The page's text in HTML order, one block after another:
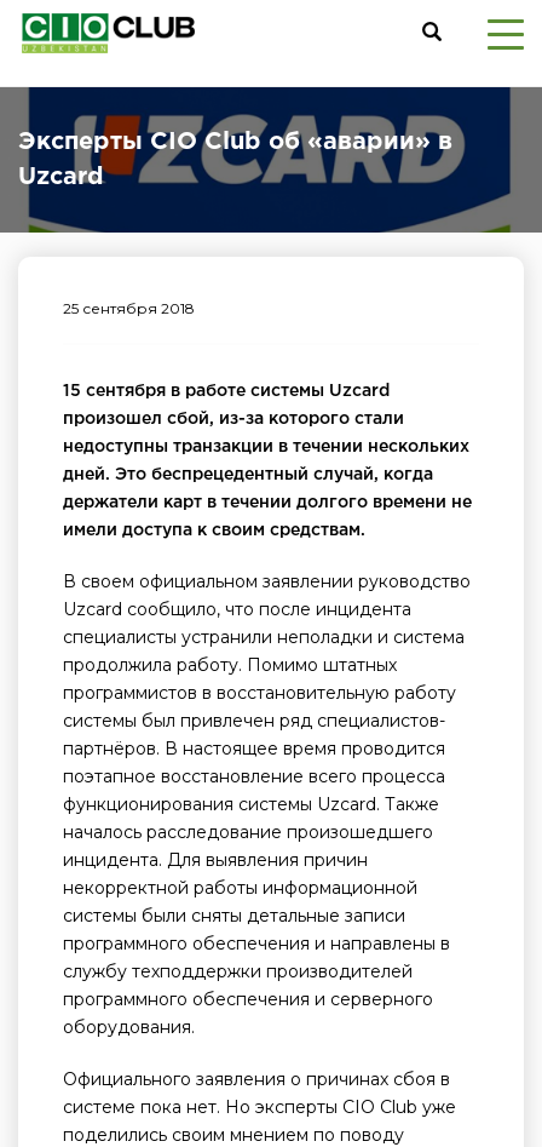
Эксперты CIO Club об «аварии» в
Uzcard
25 сентября 2018
15 сентября в работе системы Uzcard
произошел сбой, из-за которого стали
недоступны транзакции в течении нескольких
дней. Это беспрецедентный случай, когда
держатели карт в течении долгого времени не
имели доступа к своим средствам.
В своем официальном заявлении руководство
Uzcard сообщило, что после инцидента
специалисты устранили неполадки и система
продолжила работу. Помимо штатных
программистов в восстановительную работу
системы был привлечен ряд специалистов-
партнёров. В настоящее время проводится
поэтапное восстановление всего процесса
функционирования системы Uzcard. Также
началось расследование произошедшего
инцидента. Для выявления причин
некорректной работы информационной
системы были сняты детальные записи
программного обеспечения и направлены в
службу техподдержки производителей
программного обеспечения и серверного
оборудования.
Официального заявления о причинах сбоя в
системе пока нет. Но эксперты CIO Club уже
поделились своим мнением по поводу